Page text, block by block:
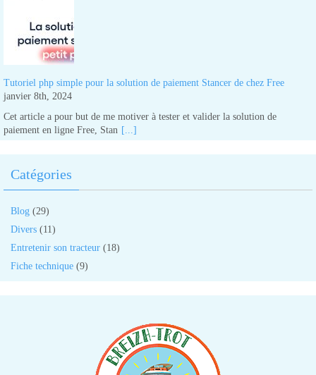
Tutoriel php simple pour la solution de paiement Stancer de chez Free
janvier 8th, 2024
Cet article a pour but de me motiver à tester et valider la solution de
paiement en ligne Free, Stan [...]
Catégories
Blog (29)
Divers (11)
Entretenir son tracteur (18)
Fiche technique (9)